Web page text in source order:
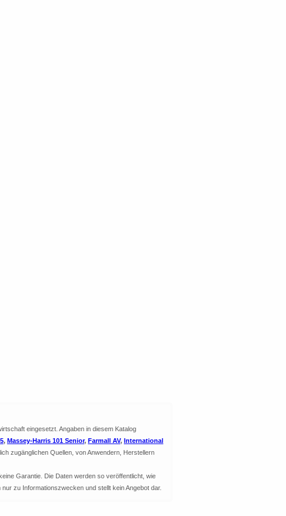
eingesetzt. Angaben in diesem Katalog
, Massey-Harris 101 Senior, Farmall AV, International
zugänglichen Quellen, von Anwendern, Herstellern
Garantie. Die Daten werden so veröffentlicht, wie
zu Informationszwecken und stellt kein Angebot dar.